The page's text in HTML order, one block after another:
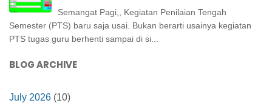
Semangat Pagi,, Kegiatan Penilaian Tengah
Semester (PTS) baru saja usai. Bukan berarti usainya kegiatan
PTS tugas guru berhenti sampai di si...
BLOG ARCHIVE
July 2026 (10)